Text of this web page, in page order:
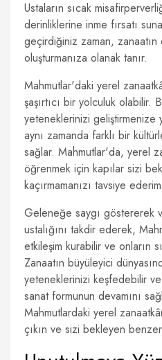
Ustaların sıcak
derinliklerine inme fırsatı
geçirdiğiniz zaman,
oluşturmanıza olanak tanır.
Mahmutlar'daki yerel
şaşırtıcı bir yolculuk olabilir.
yeteneklerinizi geliştirmenize
aynı zamanda farklı bir
sağlar. Mahmutlar'da, yerel
öğrenmek için kapılar sizi
kaçırmamanızı tavsiye
Geleneğe saygı göstererek
ustalığını takdir ederek,
etkileşim kurabilir ve onların
Zanaatın büyüleyici
yeteneklerinizi keşfedebilir
sanat formunun devamını
Mahmutlardaki yerel
çıkın ve sizi bekleyen